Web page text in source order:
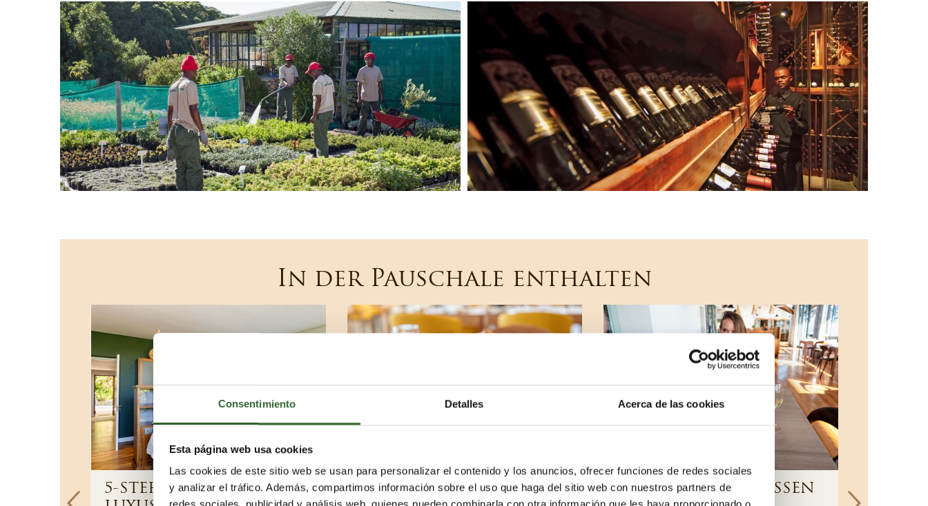
Consentimiento Detalles Acerca de las cookies
Esta página web usa cookies
Las cookies de este sitio web se usan para personalizar el contenido y los anuncios, ofrecer funciones de redes sociales
y analizar el tráfico. Además, compartimos información sobre el uso que haga del sitio web con nuestros partners de
In der Pauschale enthalten
5-STERNE-
Vollwertiges und
3-GÄNGE-MITTAGESSEN